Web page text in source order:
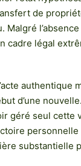
de
Malgré l’absence
cadre légal
authentique
d’une
géré seul cette
personnelle
substantielle